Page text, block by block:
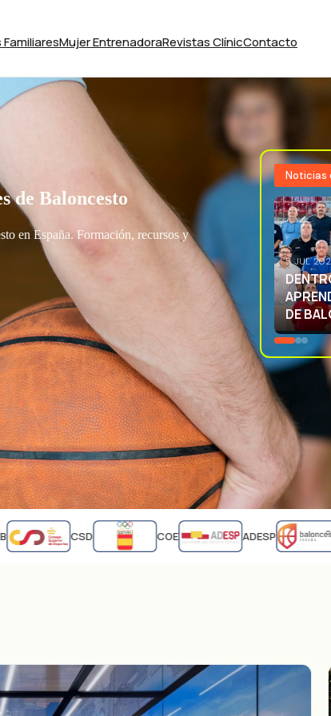
FamiliaresMujer EntrenadoraRevistas ClínicContacto
de Baloncesto
en España. Formación, recursos y
Noticias
3 JUL
LA
CSD COE ADESP